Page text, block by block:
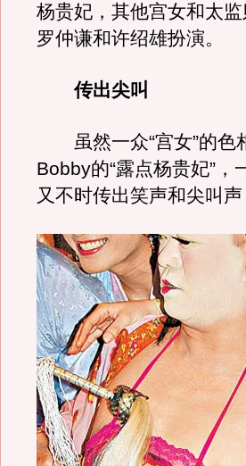
杨贵妃，其他宫女和太
罗仲谦和许绍雄扮演。
传出尖叫
虽然一众“宫女”的色
Bobby的“露点杨贵妃”
又不时传出笑声和尖叫声